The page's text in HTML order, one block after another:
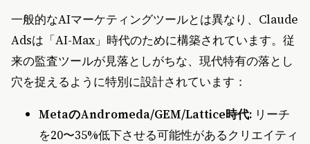
一般的なAIマーケティングツールとは異なり、Claude
Adsは「AI-Max」時代のために構築されています。従
来の監査ツールが見落としがちな、現代特有の落とし
穴を捉えるように特別に設計されています：
MetaのAndromeda/GEM/Lattice時代: リーチ
を20〜35%低下させる可能性があるクリエイティ